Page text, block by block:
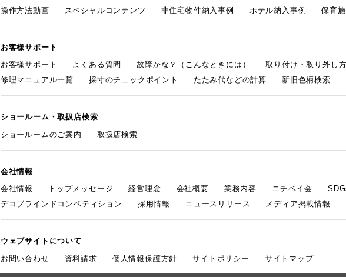
操作方法動画
スペシャルコンテンツ 非住宅物件納入事例 ホテル納入事例 保育
お客様サポート
お客様サポート
よくある質問 故障かな？（こんなときには） 取り付け・取り外し
修理マニュアル一覧
採寸のチェックポイント たたみ代などの計算 新旧色柄検索
ショールーム・取扱店検索
ショールームのご案内
取扱店検索
会社情報
会社情報
トップメッセージ 経営理念 会社概要 業務内容 ニチベイ会
デコブラインドコンペティション
採用情報 ニュースリリース メディア掲載情報
ウェブサイトについて
お問い合わせ
資料請求 個人情報保護方針 サイトポリシー サイトマップ